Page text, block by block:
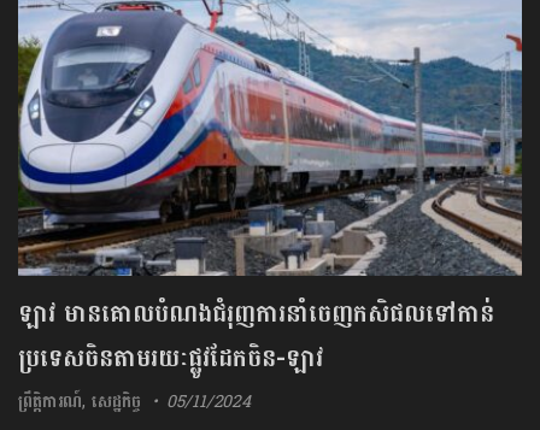
ឡាវ មានគោលបំណងជំរុញការនាំចេញកសិផលទៅកាន់
ប្រទេសចិនតាមរយៈផ្លូវដែកចិន-ឡាវ
ព្រឹត្តិការណ៍,សេដ្ឋកិច្ច 05/11/2024